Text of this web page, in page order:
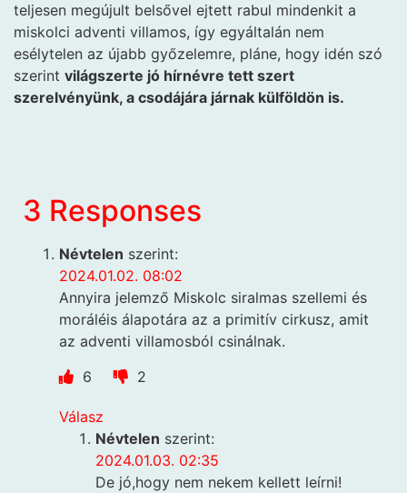
teljesen megújult belsővel ejtett rabul mindenkit a
miskolci adventi villamos, így egyáltalán nem
esélytelen az újabb győzelemre, pláne, hogy idén szó
szerint világszerte jó hírnévre tett szert
szerelvényünk, a csodájára járnak külföldön is.
3 Responses
Névtelen szerint:
2024.01.02. 08:02
Annyira jelemző Miskolc siralmas szellemi és
moráléis álapotára az a primitív cirkusz, amit
az adventi villamosból csinálnak.
6
2
Válasz
Névtelen szerint:
2024.01.03. 02:35
De jó,hogy nem nekem kellett leírni!